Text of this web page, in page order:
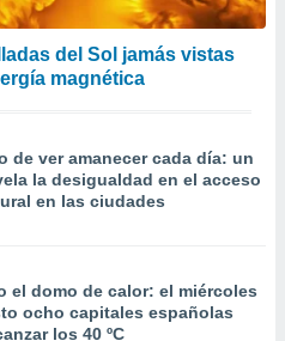
del Sol jamás vistas
magnética
de ver amanecer cada día: un
la desigualdad en el acceso
en las ciudades
el domo de calor: el miércoles
ocho capitales españolas
los 40 ºC